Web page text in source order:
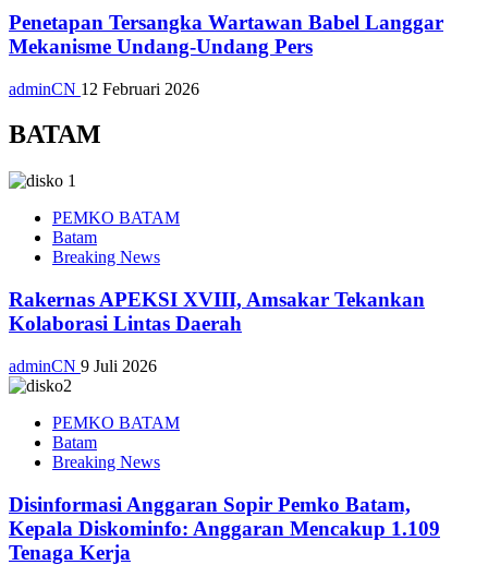
Penetapan Tersangka Wartawan Babel Langgar
Mekanisme Undang-Undang Pers
adminCN 12 Februari 2026
BATAM
PEMKO BATAM
Batam
Breaking News
Rakernas APEKSI XVIII, Amsakar Tekankan
Kolaborasi Lintas Daerah
adminCN 9 Juli 2026
PEMKO BATAM
Batam
Breaking News
Disinformasi Anggaran Sopir Pemko Batam,
Kepala Diskominfo: Anggaran Mencakup 1.109
Tenaga Kerja